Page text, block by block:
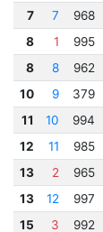
7
7 968
8
1 995
8
8 962
10
9 379
11
10 994
12
11 985
13
2 965
13
12 997
15
3 992